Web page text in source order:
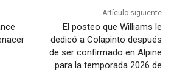
Artículo siguiente
El posteo que Williams le
dedicó a Colapinto después
de ser confirmado en Alpine
para la temporada 2026 de